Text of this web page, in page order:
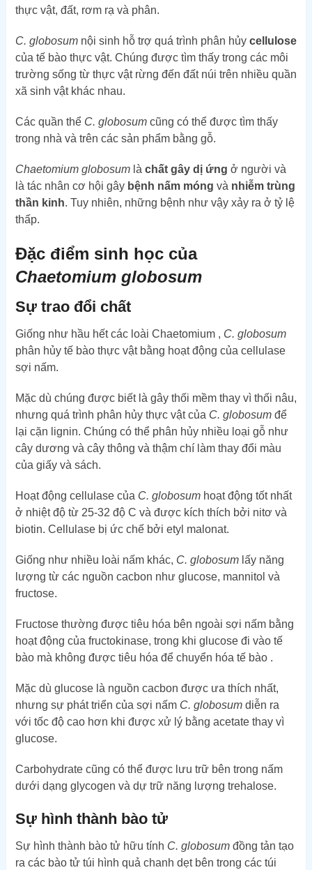
thực vật, đất, rơm rạ và phân.
C. globosumnội sinh hỗ trợ quá trình phân hủy cellulose
của tế bào thực vật. Chúng được tìm thấy trong các môi
trường sống từ thực vật rừng đến đất núi trên nhiều quần
xã sinh vật khác nhau.
Các quần thể C. globosumcũng có thể được tìm thấy
trong nhà và trên các sản phẩm bằng gỗ.
Chaetomium globosumlà chất gây dị ứng ở người và
là tác nhân cơ hội gây bệnh nấm móng và nhiễm trùng
thần kinh. Tuy nhiên, những bệnh như vậy xảy ra ở tỷ lệ
thấp.
Đặc điểm sinh học của
Chaetomium globosum
Sự trao đổi chất
Giống như hầu hết các loài Chaetomium , C. globosum
phân hủy tế bào thực vật bằng hoạt động của cellulase
sợi nấm.
Mặc dù chúng được biết là gây thối mềm thay vì thối nâu,
nhưng quá trình phân hủy thực vật của C. globosumđể
lại cặn lignin. Chúng có thể phân hủy nhiều loại gỗ như
cây dương và cây thông và thậm chí làm thay đổi màu
của giấy và sách.
Hoạt động cellulase của C. globosumhoạt động tốt nhất
ở nhiệt độ từ 25-32 độ C và được kích thích bởi nitơ và
biotin. Cellulase bị ức chế bởi etyl malonat.
Giống như nhiều loài nấm khác, C. globosumlấy năng
lượng từ các nguồn cacbon như glucose, mannitol và
fructose.
Fructose thường được tiêu hóa bên ngoài sợi nấm bằng
hoạt động của fructokinase, trong khi glucose đi vào tế
bào mà không được tiêu hóa để chuyển hóa tế bào .
Mặc dù glucose là nguồn cacbon được ưa thích nhất,
nhưng sự phát triển của sợi nấm C. globosumdiễn ra
với tốc độ cao hơn khi được xử lý bằng acetate thay vì
glucose.
Carbohydrate cũng có thể được lưu trữ bên trong nấm
dưới dạng glycogen và dự trữ năng lượng trehalose.
Sự hình thành bào tử
Sự hình thành bào tử hữu tính C. globosumđồng tản tạo
ra các bào tử túi hình quả chanh dẹt bên trong các túi